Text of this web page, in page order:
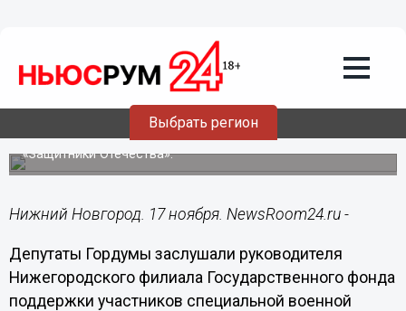
Выбрать регион
17.11.202315:31
Нижегородские депутаты предложили
повысить внимание к ветеранам СВО
Они заслушали доклад руководителя филиала фонда
«Защитники Отечества».
Нижний Новгород. 17 ноября. NewsRoom24.ru -
Депутаты Гордумы заслушали руководителя
Нижегородского филиала Государственного фонда
поддержки участников специальной военной